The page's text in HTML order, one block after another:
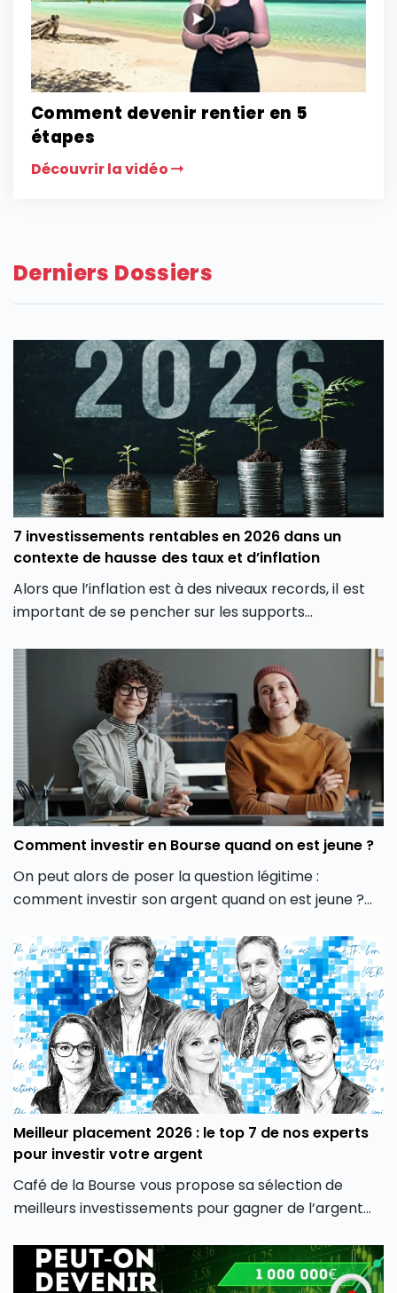
Comment devenir rentier en 5
étapes
Découvrir la vidéo
Derniers Dossiers
7 investissements rentables en 2026 dans un
contexte de hausse des taux et d’inflation
Alors que l’inflation est à des niveaux records, il est
important de se pencher sur les supports
Découvrez dans cet article 7 investissements
rentables en 2026, leur fonctionnement, leurs atouts
et leurs limites ainsi que leurs perspectives.
Comment investir en Bourse quand on est jeune ?
On peut alors de poser la question légitime :
comment investir son argent quand on est jeune ?
Découvrez nos 5 conseils qui vous permettront
d’investir en Bourse quand on est jeune, même
quand on a un budget restreint, en 2026.
Meilleur placement 2026 : le top 7 de nos experts
pour investir votre argent
Café de la Bourse vous propose sa sélection de
meilleurs investissements pour gagner de l’argent
les meilleurs placements selon votre profil de risque,
vos objectifs d’investissement et votre horizon de